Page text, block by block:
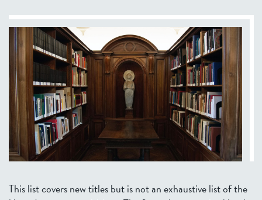
This list covers new titles but is not an exhaustive list of the